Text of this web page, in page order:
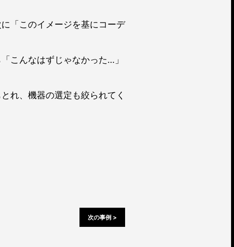
「このイメージを基にコーデ
こんなはずじゃなかった…」
れ、機器の選定も絞られてく
次の事例 >